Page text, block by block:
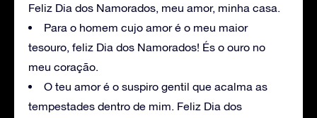
Feliz Dia dos Namorados, meu amor, minha casa.
Para o homem cujo amor é o meu maior
tesouro, feliz Dia dos Namorados! És o ouro no
meu coração.
O teu amor é o suspiro gentil que acalma as
tempestades dentro de mim. Feliz Dia dos